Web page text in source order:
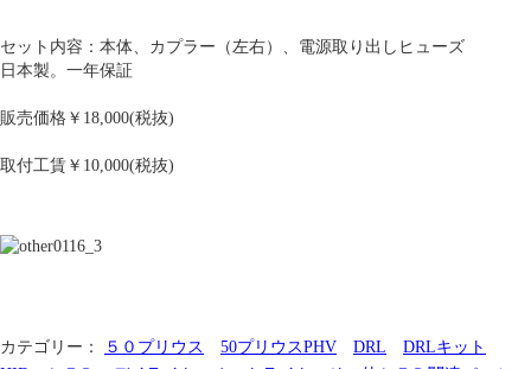
セット内容：本体、カプラー（左右）、電源取り出しヒューズ
日本製。一年保証
販売価格￥18,000(税抜)
取付工賃￥10,000(税抜)
カテゴリー： ５０プリウス 50プリウスPHV DRL
DRLキット